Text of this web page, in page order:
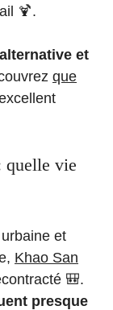
🍹.
et
que
quelle vie
et
Khao San
🎒.
presque